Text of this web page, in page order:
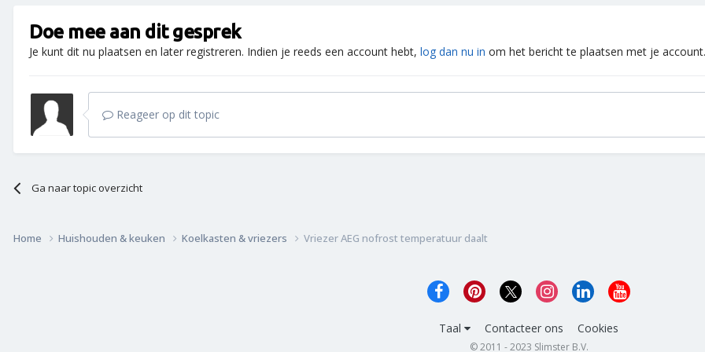
Doe mee aan dit gesprek
Je kunt dit nu plaatsen en later registreren. Indien je reeds een account hebt, log dan nu in om het bericht te plaatsen met je account.
Reageer op dit topic
Ga naar topic overzicht
Home Huishouden & keuken Koelkasten & vriezers Vriezer AEG nofrost temperatuur daalt
Taal Contacteer ons Cookies
© 2011 - 2023 Slimster B.V.